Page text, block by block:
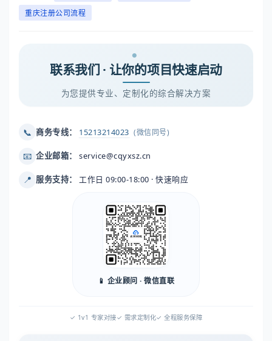
重庆注册公司流程
联系我们 · 让你的项目快速启动
为您提供专业、定制化的综合解决方案
📞 商务专线： 15213214023 (微信同号)
📧 企业邮箱： service@cqyxsz.cn
📍 服务支持： 工作日 09:00-18:00 · 快速响应
📱 企业顾问 · 微信直联
✓ 1v1 专家对接✓ 需求定制化✓ 全程服务保障